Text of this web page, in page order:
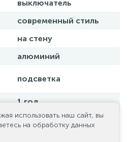
выключатель
современный стиль
на стену
алюминий
подсветка
1 год
использовать наш сайт, вы
на обработку данных